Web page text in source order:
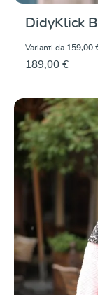
DidyKlick
Varianti da 159,00
189,00 €